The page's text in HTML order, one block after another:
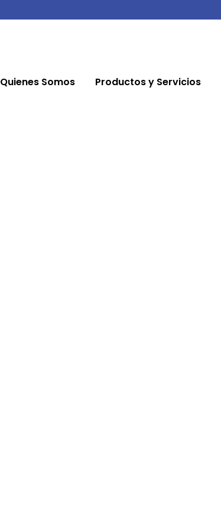
Quienes Somos Productos y Servicios